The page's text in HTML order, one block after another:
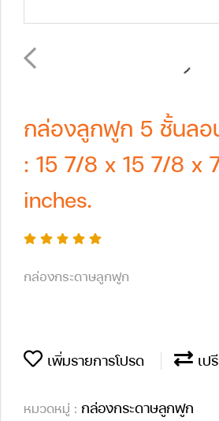
กล่องลูกฟูก 5 ชั้นลอ
: 15 7/8 x 15 7/8 x
inches.
กล่องกระดาษลูกฟูก
เพิ่มรายการโปรด เป
หมวดหมู่ : กล่องกระดาษลูกฟูก